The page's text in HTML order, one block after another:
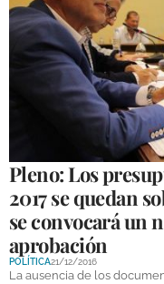
Pleno: Los
2017 se quedan
se convocará un
aprobación
POLÍTICA21/12/2016
La ausencia de los